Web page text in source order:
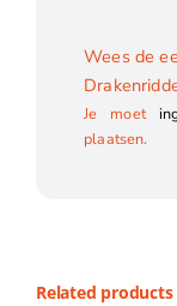
Wees de
Je moet
plaatsen.
Related products